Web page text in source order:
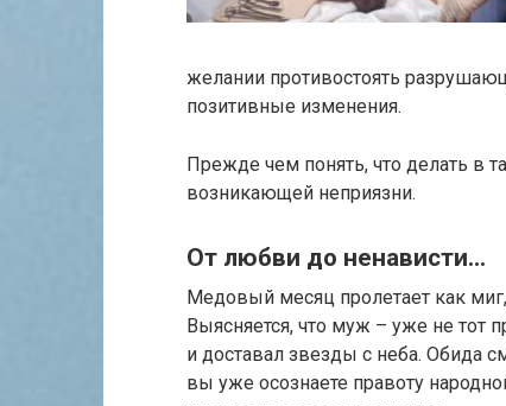
желании противостоять
позитивные изменения.
Прежде чем понять, что делать в
возникающей неприязни.
От любви до ненависти…
Медовый месяц пролетает как
Выясняется, что муж – уже не тот
и доставал звезды с неба. Обида
вы уже осознаете правоту